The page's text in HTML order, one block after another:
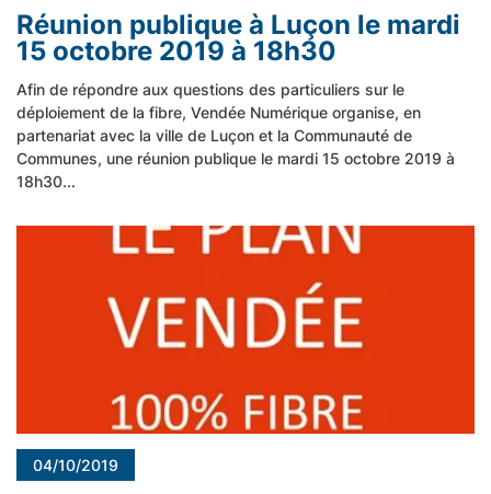
Réunion publique à Luçon le mardi
15 octobre 2019 à 18h30
Afin de répondre aux questions des particuliers sur le
déploiement de la fibre, Vendée Numérique organise, en
partenariat avec la ville de Luçon et la Communauté de
Communes, une réunion publique le mardi 15 octobre 2019 à
18h30...
04/10/2019